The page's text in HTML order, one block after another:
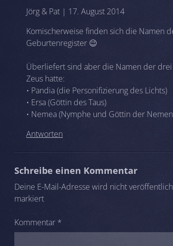
Jörg & Pat | 17. August 2014
Komischerweise finden sich die Namen
Geburtenregister 😉
Überliefert sind aber die Namen der
Zeus hatte:
• Pandia (die Personifizierung des Lichts)
• Ersa (Göttin des Taus)
• Nemea (Nymphe und Göttin der
Antworten
Schreibe einen Kommentar
Deine E-Mail-Adresse wird nicht
markiert
Kommentar *